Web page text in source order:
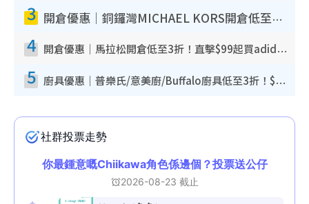
3 開倉優惠｜銅鑼灣MICHAEL KORS開倉低至17折！直擊$500起買手袋/銀包/鞋款 必買經典Jet Set系列
4 開倉優惠｜馬拉松開倉低至3折！直擊$99起買adidas／New Balance／Puma鞋款 STANLEY保溫杯劈價至$119起
5 廚具優惠｜普樂氏/意美廚/Buffalo廚具低至3折！$89起買煎鍋／炒鑊／個人鍋 同場小家電激減至$99起